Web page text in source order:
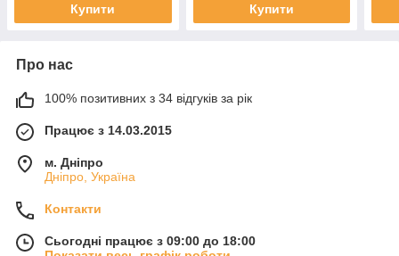
Купити Купити
Про нас
100% позитивних з 34 відгуків за рік
Працює з 14.03.2015
м. Дніпро
Дніпро, Україна
Контакти
Сьогодні працює з 09:00 до 18:00